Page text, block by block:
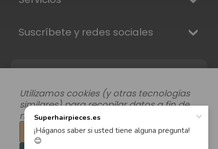
Suscríbete y redes sociales
Utilizamos cookies (y otras tecnologías
similares) para recopilar datos a fin de
mejorar su experiencia de compra.
Configuración